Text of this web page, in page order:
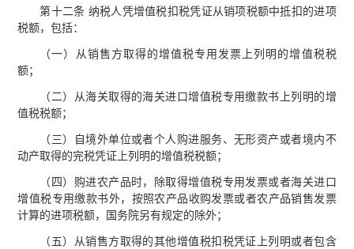
第十二条 纳税人凭增值税扣税凭证从销项税额中抵扣的进项
税额，包括：
（一）从销售方取得的增值税专用发票上列明的增值税税
额；
（二）从海关取得的海关进口增值税专用缴款书上列明的增
值税税额；
（三）自境外单位或者个人购进服务、无形资产或者境内不
动产取得的完税凭证上列明的增值税税额；
（四）购进农产品时，除取得增值税专用发票或者海关进口
增值税专用缴款书外，按照农产品收购发票或者农产品销售发票
计算的进项税额，国务院另有规定的除外；
（五）从销售方取得的其他增值税扣税凭证上列明或者包含